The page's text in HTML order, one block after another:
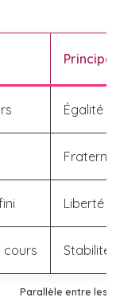
Parallèle entre les
Égalité
Liberté
cours Stabilité